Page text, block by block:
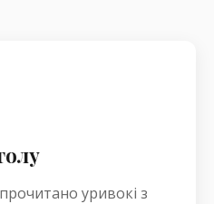
прочитано уривокі з